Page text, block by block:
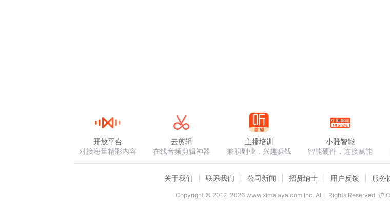
开放平台
对接海量精彩内容
云剪辑
在线音频剪辑神器
主播培训
兼职副业，兴趣赚钱
小雅智能
智能硬件，连接赋能
关于我们 联系我们 公司新闻 招贤纳士 用户反馈 服务
Copyright © 2012-2026www.ximalaya.com lnc. ALL Rights Reserved 沪